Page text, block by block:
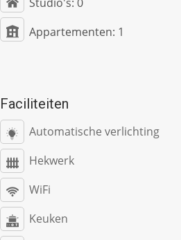
Appartementen: 1
Faciliteiten
Automatische verlichting
Hekwerk
WiFi
Keuken